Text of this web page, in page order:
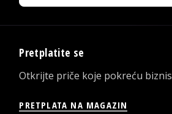
Pretplatite se
Otkrijte priče koje pokreću biznis
PRETPLATA NA MAGAZIN